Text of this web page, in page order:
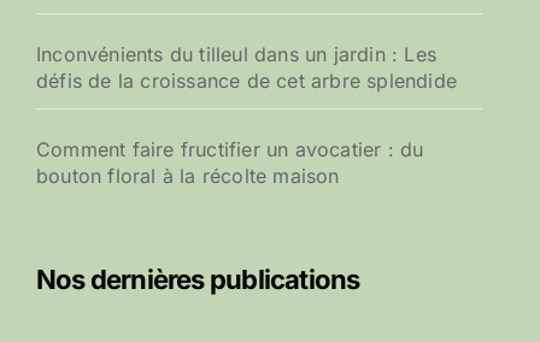
Inconvénients du tilleul dans un jardin : Les
défis de la croissance de cet arbre splendide
Comment faire fructifier un avocatier : du
bouton floral à la récolte maison
Nos dernières publications